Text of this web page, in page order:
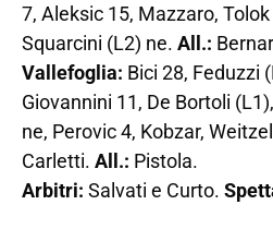
7, Aleksic 15, Mazzaro,
Squarcini (L2) ne. All.:
Vallefoglia: Bici 28, Feduzzi
Giovannini 11, De Bortoli
ne, Perovic 4, Kobzar,
Carletti. All.: Pistola.
Arbitri: Salvati e Curto.